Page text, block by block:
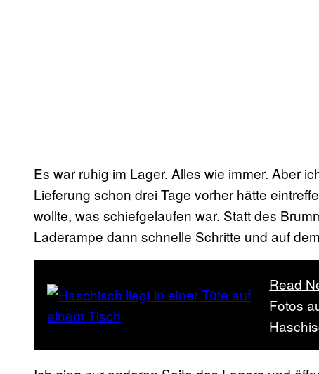
Es war ruhig im Lager. Alles wie immer. Aber
Lieferung schon drei Tage vorher hätte
wollte, was schiefgelaufen war. Statt des
Laderampe dann schnelle Schritte und auf
Read
Fotos